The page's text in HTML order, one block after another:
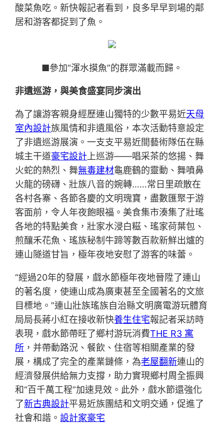
酸菜魚吃。新快報記者看到，良多早早到場的鄰
居和游客都捉到了魚。
■參加“渾水摸魚”的群眾滿載而歸。
非遺巡游，與美食盛宴同步演出
為了讓游客親身經歷連山獨特的少數平易近天母
室內設計族風情和非遺風俗，本次活動特意設定
了非遺巡游展演。一支支平易近間藝術隊伍在縣
城主干道豪宅設計上巡游——唱采茶的悠揚、舞
火蛇的熱烈、舞無毒建材龜鹿鶴的靈動、舞噴鼻
火龍的磅礴、壯族八音的婉轉……常日里疏散在
各村各寨、各節各慶的文明瑰寶，盡數匯聚于游
客面前，令人年夜飽眼福。美食集市湊集了壯瑤
各地的特點美食，壯家水浸白糍、瑤家荷葉包、
煎釀禾花魚、瑤族秘制牛蹄等數百款新鮮出爐的
連山隧道甘旨，極年夜地安慰了游客的味蕾。
“經過20年的發展，戲水節極年夜地晉陞了連山
的著名度，使連山成為廣東甚至全國著名的文旅
目標地。”連山壯族瑤族自治縣文明廣電游玩體育
局局長蔣小紅在接收新快養生住宅報記者采訪時
表現，戲水節帶旺了鄉村游玩消費THE R3 寓
所 ，并帶動路況、餐飲、住宿等相關產業的發
展，構成了完全的產業鏈條，為老屋翻新連山的
經濟發展供給無力支撐，助力實現鄉村周全振興
和“百千萬工程”加速見效。此外，戲水節還強化
了新古典設計平易近族團結和文明交通，促進了
社會和諧。設計家豪宅